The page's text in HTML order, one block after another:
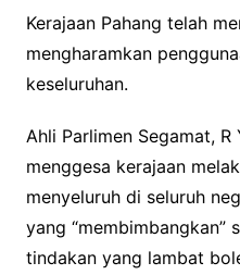
Kerajaan Pahang telah
mengharamkan
keseluruhan.
Ahli Parlimen Segamat, R
menggesa kerajaan
menyeluruh di seluruh
yang “membimbangkan”
tindakan yang lambat